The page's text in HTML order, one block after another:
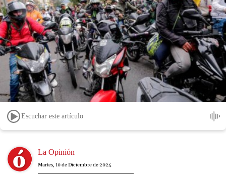
Escuchar este artículo
Image La Opinión
Martes, 10 de Diciembre de 2024